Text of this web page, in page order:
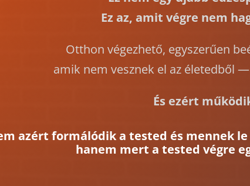
Ez az, amit végre nem
Otthon végezhető, egyszerűen
amik nem vesznek el az életedből
És ezért
azért formálódik a tested és mennek
hanem mert a tested végre